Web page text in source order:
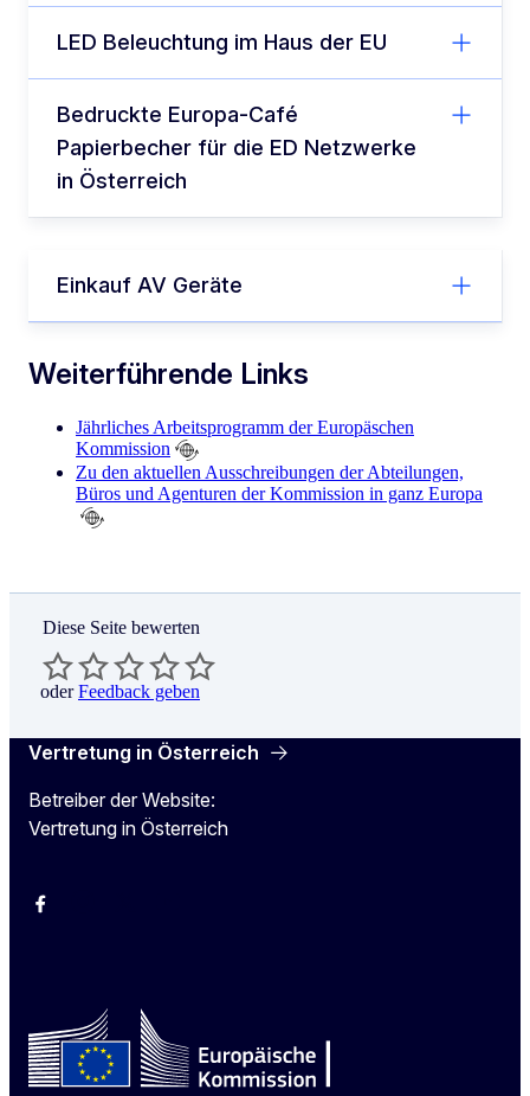
LED Beleuchtung im Haus der EU
Bedruckte Europa-Café
Papierbecher für die ED Netzwerke
in Österreich
Einkauf AV Geräte
Weiterführende Links
Jährliches Arbeitsprogramm der Europäschen
Kommission
Zu den aktuellen Ausschreibungen der Abteilungen,
Büros und Agenturen der Kommission in ganz Europa
Diese Seite bewerten
oderFeedback geben
Vertretung in Österreich
Betreiber der Website:
Vertretung in Österreich
Facebook